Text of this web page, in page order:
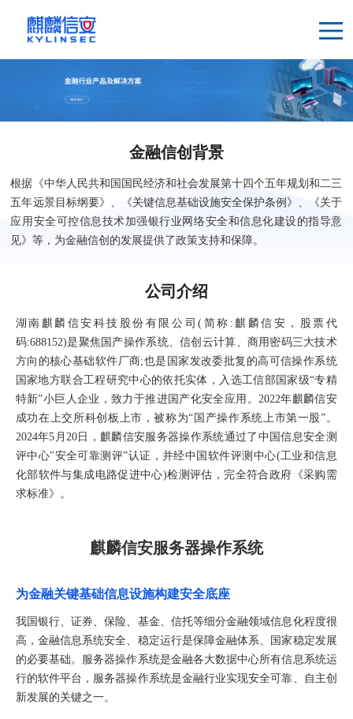
金融信创背景
根据《中华人民共和国国民经济和社会发展第十四个五年规划和二三
五年远景目标纲要》、《关键信息基础设施安全保护条例》、《关于
应用安全可控信息技术加强银行业网络安全和信息化建设的指导意
见》等，为金融信创的发展提供了政策支持和保障。
公司介绍
湖南麒麟信安科技股份有限公司(简称:麒麟信安，股票代
码:688152)是聚焦国产操作系统、信创云计算、商用密码三大技术
方向的核心基础软件厂商;也是国家发改委批复的高可信操作系统
国家地方联合工程研究中心的依托实体，入选工信部国家级“专精
特新”小巨人企业，致力于推进国产化安全应用。2022年麒麟信安
成功在上交所科创板上市，被称为“国产操作系统上市第一股”。
2024年5月20日，麒麟信安服务器操作系统通过了中国信息安全测
评中心"安全可靠测评”认证，并经中国软件评测中心(工业和信息
化部软件与集成电路促进中心)检测评估，完全符合政府《采购需
求标准》。
麒麟信安服务器操作系统
为金融关键基础信息设施构建安全底座
我国银行、证券、保险、基金、信托等细分金融领域信息化程度很
高，金融信息系统安全、稳定运行是保障金融体系、国家稳定发展
的必要基础。服务器操作系统是金融各大数据中心所有信息系统运
行的软件平台，服务器操作系统是金融行业实现安全可靠、自主创
新发展的关键之一。